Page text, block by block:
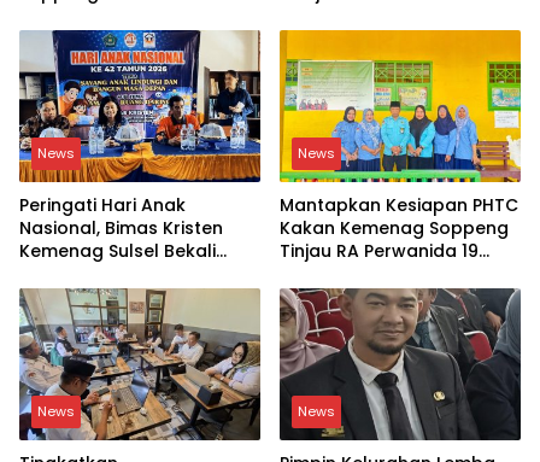
News
Peringati Hari Anak
Nasional, Bimas Kristen
Kemenag Sulsel Bekali
News
Mantapkan Kesiapan PHTC
Kakan Kemenag Soppeng
Tinjau RA Perwanida 19
News News